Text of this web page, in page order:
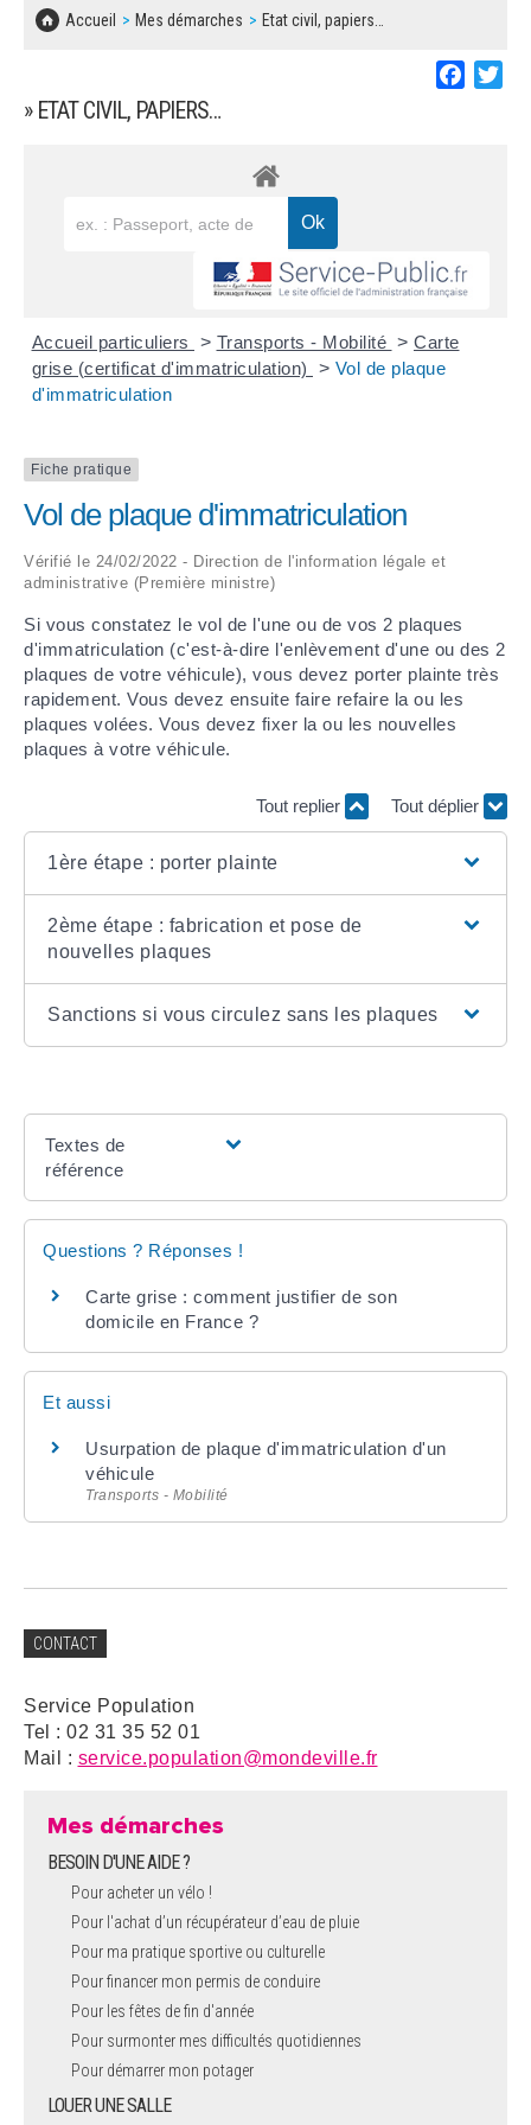
Accueil Mes démarches Etat civil, papiers…
» ETAT CIVIL, PAPIERS…
Accueil particuliers > Transports - Mobilité > Carte
grise (certificat d'immatriculation)
> Vol de plaque
d'immatriculation
Fiche pratique
Vol de plaque d'immatriculation
Vérifié le 24/02/2022 - Direction de l'information légale et
administrative (Première ministre)
Si vous constatez le vol de l'une ou de vos 2 plaques
d'immatriculation (c'est-à-dire l'enlèvement d'une ou des 2
plaques de votre véhicule), vous devez porter plainte très
rapidement. Vous devez ensuite faire refaire la ou les
plaques volées. Vous devez fixer la ou les nouvelles
plaques à votre véhicule.
Tout replier Tout déplier
1ère étape : porter plainte
2ème étape : fabrication et pose de
nouvelles plaques
Sanctions si vous circulez sans les plaques
Textes de
référence
Questions ? Réponses !
Carte grise : comment justifier de son
domicile en France ?
Et aussi
Usurpation de plaque d'immatriculation d'un
véhicule
Transports - Mobilité
CONTACT
Service Population
Tel : 02 31 35 52 01
Mail : service.population@mondeville.fr
Mes démarches
BESOIN D'UNE AIDE ?
Pour acheter un vélo !
Pour l'achat d’un récupérateur d’eau de pluie
Pour ma pratique sportive ou culturelle
Pour financer mon permis de conduire
Pour les fêtes de fin d'année
Pour surmonter mes difficultés quotidiennes
Pour démarrer mon potager
LOUER UNE SALLE
CONCERTATIONS PUBLIQUES
SOLIDARITÉ, LOGEMENT
DECHETS
BESOIN D'UNE AIDE ?
LES ASSOCIATIONS
MARCHÉS PUBLICS
REGLEMENT LOCAL DE PUBLICITÉ
DECLARATION DE DEMARCHAGE
DOSSIER DE DEMANDE DE SUBVENTION
DEMANDE DE PRÊT DE MATERIEL
FICHE D'ORGANISATION MANIFESTATION
PLAN D'ACTION MUNICIPAL
ARRÊTÉS MUNICIPAUX
DÉLIBÉRATIONS